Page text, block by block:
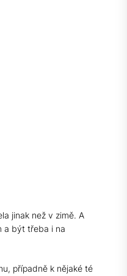
jinak než v zimě. A
a být třeba i na
případně k nějaké té